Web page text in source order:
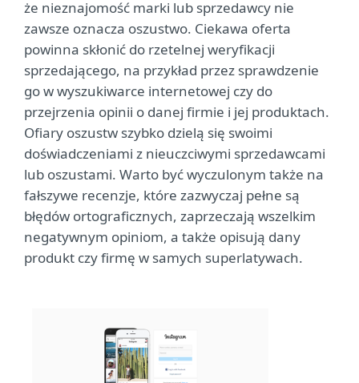
że nieznajomość marki lub sprzedawcy nie
zawsze oznacza oszustwo. Ciekawa oferta
powinna skłonić do rzetelnej weryfikacji
sprzedającego, na przykład przez sprawdzenie
go w wyszukiwarce internetowej czy do
przejrzenia opinii o danej firmie i jej produktach.
Ofiary oszustw szybko dzielą się swoimi
doświadczeniami z nieuczciwymi sprzedawcami
lub oszustami. Warto być wyczulonym także na
fałszywe recenzje, które zazwyczaj pełne są
błędów ortograficznych, zaprzeczają wszelkim
negatywnym opiniom, a także opisują dany
produkt czy firmę w samych superlatywach.